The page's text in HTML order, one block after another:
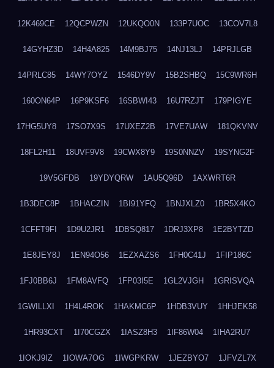
12K469CE 12QCPWZN 12UKQO0N 133P7UOC 13COV7L8
14GYHZ3D 14H4A825 14M9BJ75 14NJ13LJ 14PRJLGB
14PRLC85 14WY7OYZ 1546DY9V 15B2SHBQ 15C9WR6H
160ON64P 16P9KSF6 16SBWI43 16U7RZJT 179PIGYE
17HG5UY8 17SO7X9S 17UXEZ2B 17VE7UAW 181QKVNV
18FL2H11 18UVF9V8 19CWX8Y9 19S0NNZV 19SYNG2F
19V5GFDB 19YDYQRW 1AU5Q96D 1AXWRT6R
1B3DEC8P 1BHACZIN 1BI91YFQ 1BNJXLZ0 1BR5X4KO
1CFFT9FI 1D9U2JR1 1DBSQ817 1DRJ3XP8 1E2BYTZD
1E8JEY8J 1EN94O56 1EZXAZS6 1FH0C41J 1FIP186C
1FJ0BB6J 1FM8AVFQ 1FP03I5E 1GL2VJGH 1GRISVQA
1GWILLXI 1H4L4ROK 1HAKMC6P 1HDB3VUY 1HHJEK58
1HR93CXT 1I70CGZX 1IASZ8H3 1IF86W04 1IHA2RU7
1IOKJ9IZ 1IOWA7OG 1IWGPKRW 1JEZBYO7 1JFVZL7X